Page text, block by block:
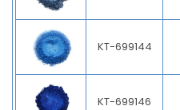
KT-699144
KT-699146